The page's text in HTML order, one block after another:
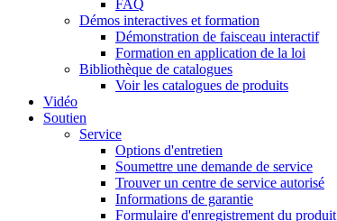
FAQ
Démos interactives et formation
Démonstration de faisceau interactif
Formation en application de la loi
Bibliothèque de catalogues
Voir les catalogues de produits
Vidéo
Soutien
Service
Options d'entretien
Soumettre une demande de service
Trouver un centre de service autorisé
Informations de garantie
Formulaire d'enregistrement du produit